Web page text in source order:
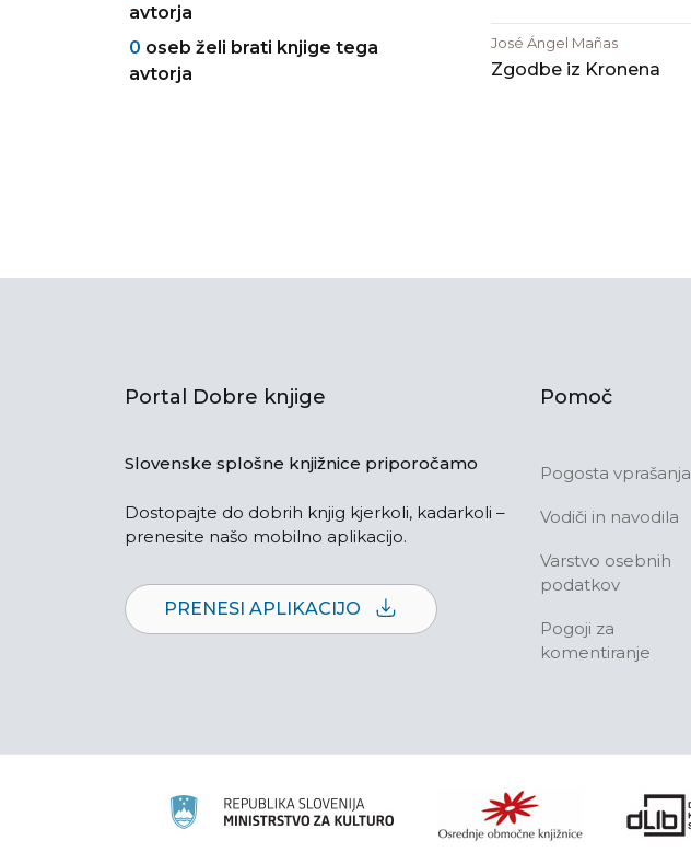
avtorja
0 oseb želi brati knjige tega
avtorja
José Ángel Mañas
Zgodbe iz Kronena
Portal Dobre knjige
Slovenske splošne knjižnice priporočamo
Dostopajte do dobrih knjig kjerkoli, kadarkoli –
prenesite našo mobilno aplikacijo.
PRENESI APLIKACIJO
Pomoč
Pogosta vprašanja
Vodiči in navodila
Varstvo osebnih
podatkov
Pogoji za
komentiranje